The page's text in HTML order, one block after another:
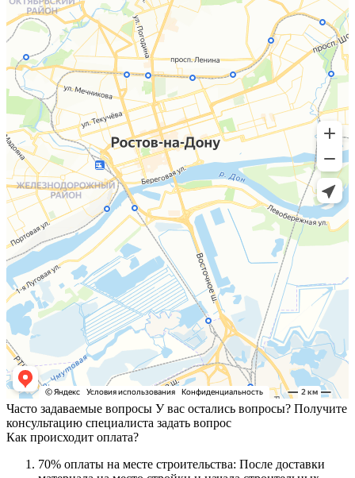
Часто задаваемые вопросы У вас остались вопросы? Получите
консультацию специалиста задать вопрос
Как происходит оплата?
70% оплаты на месте строительства: После доставки